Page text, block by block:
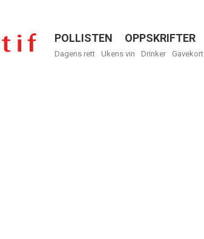
Menu
POLLISTEN OPPSKRIFTER
Dagens rett Ukens vin Drinker Gavekort